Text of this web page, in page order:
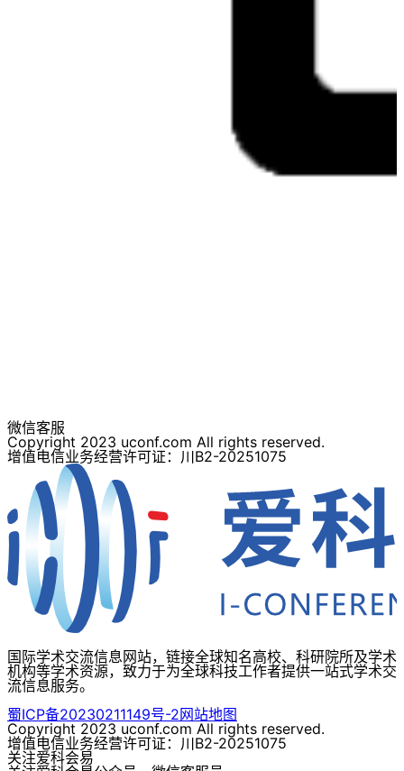
微信客服
Copyright 2023 uconf.com All rights reserved.
增值电信业务经营许可证：川B2-20251075
国际学术交流信息网站，链接全球知名高校、科研院所及学术
机构等学术资源，致力于为全球科技工作者提供一站式学术交
流信息服务。
蜀ICP备20230211149号-2网站地图
Copyright 2023 uconf.com All rights reserved.
增值电信业务经营许可证：川B2-20251075
关注爱科会易